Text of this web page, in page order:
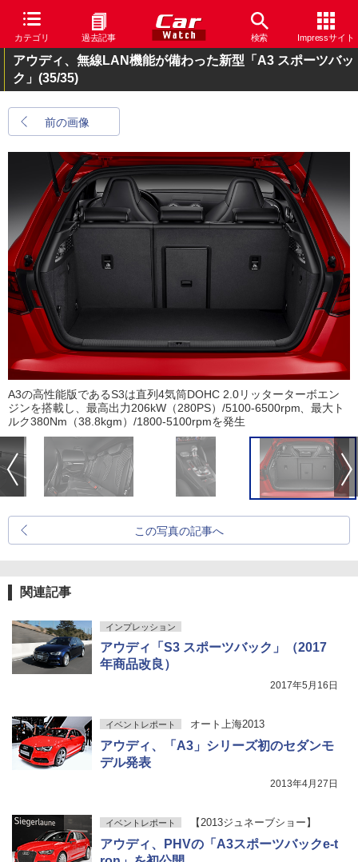
カテゴリ 過去記事 検索 Impressサイト
アウディ、無線LAN機能が備わった新型「A3 スポーツバッ
ク」 (35/35)
前の画像
A3の高性能版であるS3は直列4気筒DOHC 2.0リッターターボエン
ジンを搭載し、最高出力206kW（280PS）/5100-6500rpm、最大ト
ルク380Nm（38.8kgm）/1800-5100rpmを発生
この写真の記事へ
関連記事
インプレッション
アウディ「S3 スポーツバック」（2017
年商品改良）
2017年5月16日
イベントレポート オート上海2013
アウディ、「A3」シリーズ初のセダンモ
デル発表
2013年4月27日
イベントレポート 【2013ジュネーブショー】
アウディ、PHVの「A3スポーツバックe-t